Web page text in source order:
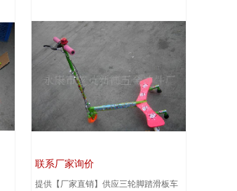
联系厂家询价
提供【厂家直销】供应三轮脚踏滑板车